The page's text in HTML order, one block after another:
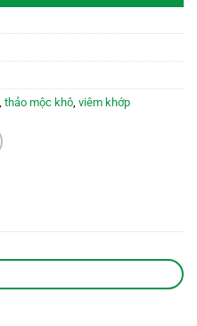
thảo mộc khô viêm khớp